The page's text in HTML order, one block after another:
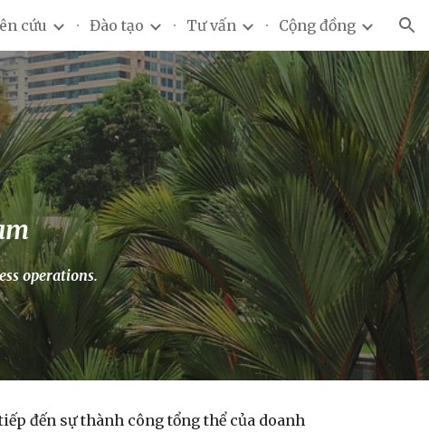
cứu Đào tạo Tư vấn Cộng đồng
operations.
đến sự thành công tổng thể của doanh